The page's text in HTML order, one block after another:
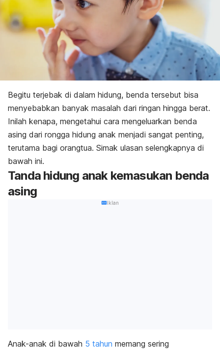
Begitu terjebak di dalam hidung, benda tersebut bisa
menyebabkan banyak masalah dari ringan hingga berat.
Inilah kenapa, mengetahui cara mengeluarkan benda
asing dari rongga hidung anak menjadi sangat penting,
terutama bagi orangtua. Simak ulasan selengkapnya di
bawah ini.
Tanda hidung anak kemasukan benda
asing
Iklan
Anak-anak di bawah 5 tahun memang sering